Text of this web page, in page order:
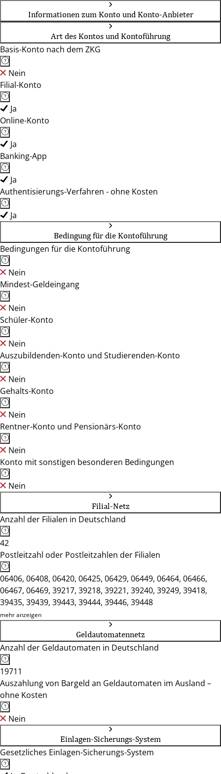
Informationen zum Konto und Konto-Anbieter
Art des Kontos und Kontoführung
Basis-Konto nach dem ZKG
Nein
Filial-Konto
Ja
Online-Konto
Ja
Banking-App
Ja
Authentisierungs-Verfahren - ohne Kosten
Ja
Bedingung für die Kontoführung
Bedingungen für die Kontoführung
Nein
Mindest-Geldeingang
Nein
Schüler-Konto
Nein
Auszubildenden-Konto und Studierenden-Konto
Nein
Gehalts-Konto
Nein
Rentner-Konto und Pensionärs-Konto
Nein
Konto mit sonstigen besonderen Bedingungen
Nein
Filial-Netz
Anzahl der Filialen in Deutschland
42
Postleitzahl oder Postleitzahlen der Filialen
06406, 06408, 06420, 06425, 06429, 06449, 06464, 06466,
06467, 06469, 39217, 39218, 39221, 39240, 39249, 39418,
39435, 39439, 39443, 39444, 39446, 39448
mehr anzeigen
Geldautomatennetz
Anzahl der Geldautomaten in Deutschland
19711
Auszahlung von Bargeld an Geldautomaten im Ausland –
ohne Kosten
Nein
Einlagen-Sicherungs-System
Gesetzliches Einlagen-Sicherungs-System